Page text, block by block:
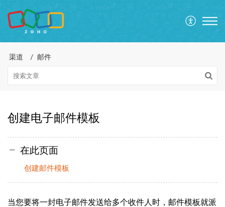
渠道 邮件
创建电子邮件模板
在此页面
创建邮件模板
当您要将一封电子邮件发送给多个收件人时，邮件模板就派